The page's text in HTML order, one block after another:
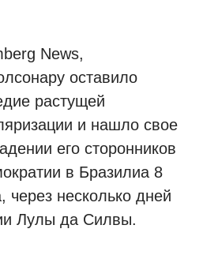
News,
оставило
растущей
и нашло свое
его сторонников
в Бразилиа 8
через несколько дней
Лулы да Силвы.